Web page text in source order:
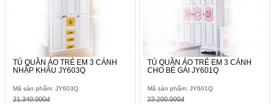
TỦ QUẦN ÁO TRẺ EM 3 CÁNH
NHẬP KHẨU JY603Q
Mã sản phẩm: JY603Q
21.340.000đ
TỦ QUẦN ÁO TRẺ EM 3 CÁNH
CHO BÉ GÁI JY601Q
Mã sản phẩm: JY601Q
23.200.000đ